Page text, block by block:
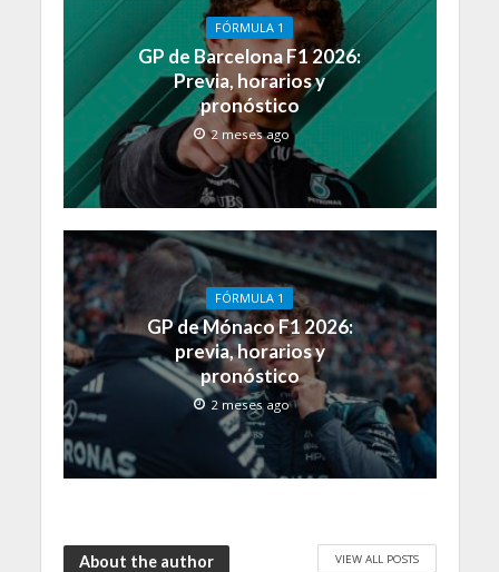
FÓRMULA 1
GP de Barcelona F1 2026:
Previa, horarios y
pronóstico
2 meses ago
FÓRMULA 1
GP de Mónaco F1 2026:
previa, horarios y
pronóstico
2 meses ago
About the author VIEW ALL POSTS